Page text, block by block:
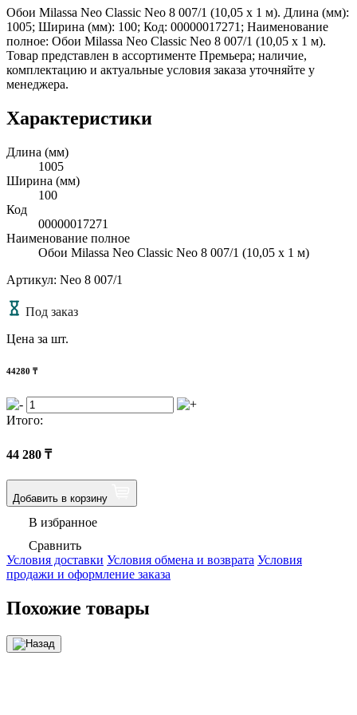
Обои Milassa Neo Classic Neo 8 007/1 (10,05 х 1 м). Длина (мм):
1005; Ширина (мм): 100; Код: 00000017271; Наименование
полное: Обои Milassa Neo Classic Neo 8 007/1 (10,05 х 1 м).
Товар представлен в ассортименте Премьера; наличие,
комплектацию и актуальные условия заказа уточняйте у
менеджера.
Характеристики
Длина (мм)
1005
Ширина (мм)
100
Код
00000017271
Наименование полное
Обои Milassa Neo Classic Neo 8 007/1 (10,05 х 1 м)
Артикул: Neo 8 007/1
Под заказ
Цена за шт.
44280 ₸
Итого:
44 280 ₸
Добавить в корзину
В избранное
Сравнить
Условия доставки Условия обмена и возврата Условия
продажи и оформление заказа
Похожие товары